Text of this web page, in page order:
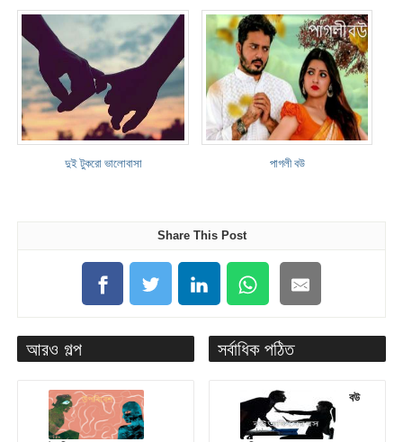
দুই টুকরো ভালোবাসা পাগলী বউ
Share This Post
আরও গল্প সর্বাধিক পঠিত
বউ